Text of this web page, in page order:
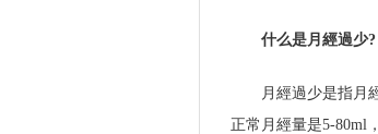
什么是月經過少?
月經過少是指月
正常月經量是5-80ml